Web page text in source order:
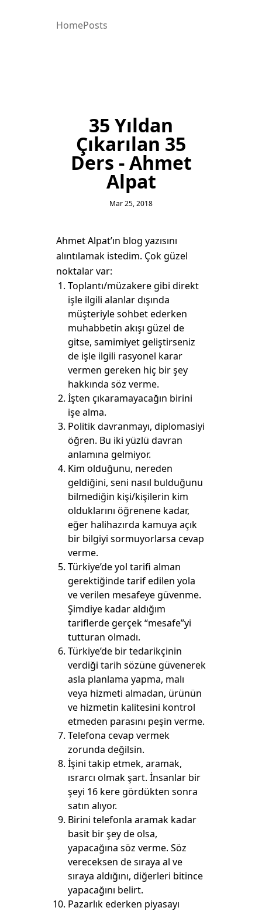
HomePosts
35 Yıldan
Çıkarılan 35
Ders - Ahmet
Alpat
Mar 25, 2018
Ahmet Alpat’ın blog yazısını
alıntılamak istedim. Çok güzel
noktalar var:
Toplantı/müzakere gibi direkt
işle ilgili alanlar dışında
müşteriyle sohbet ederken
muhabbetin akışı güzel de
gitse, samimiyet geliştirseniz
de işle ilgili rasyonel karar
vermen gereken hiç bir şey
hakkında söz verme.
İşten çıkaramayacağın birini
işe alma.
Politik davranmayı, diplomasiyi
öğren. Bu iki yüzlü davran
anlamına gelmiyor.
Kim olduğunu, nereden
geldiğini, seni nasıl bulduğunu
bilmediğin kişi/kişilerin kim
olduklarını öğrenene kadar,
eğer halihazırda kamuya açık
bir bilgiyi sormuyorlarsa cevap
verme.
Türkiye’de yol tarifi alman
gerektiğinde tarif edilen yola
ve verilen mesafeye güvenme.
Şimdiye kadar aldığım
tariflerde gerçek “mesafe”yi
tutturan olmadı.
Türkiye’de bir tedarikçinin
verdiği tarih sözüne güvenerek
asla planlama yapma, malı
veya hizmeti almadan, ürünün
ve hizmetin kalitesini kontrol
etmeden parasını peşin verme.
Telefona cevap vermek
zorunda değilsin.
İşini takip etmek, aramak,
ısrarcı olmak şart. İnsanlar bir
şeyi 16 kere gördükten sonra
satın alıyor.
Birini telefonla aramak kadar
basit bir şey de olsa,
yapacağına söz verme. Söz
vereceksen de sıraya al ve
sıraya aldığını, diğerleri bitince
yapacağını belirt.
Pazarlık ederken piyasayı